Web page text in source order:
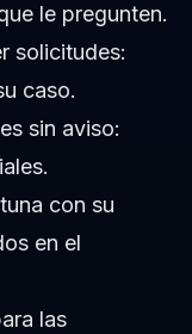
le pregunten.
solicitudes:
caso.
sin aviso:
con su
en el
las